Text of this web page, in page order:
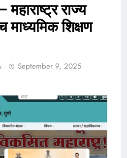
राज्य
माध्यमिक शिक्षण
September 9, 2025